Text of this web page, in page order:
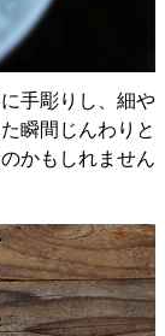
手彫りし、細や
瞬間じんわりと
かもしれません